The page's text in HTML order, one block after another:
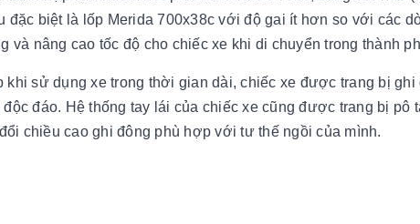
đặc biệt là lốp Merida 700x38c với độ gai ít hơn so với các
và nâng cao tốc độ cho chiếc xe khi di chuyển trong thành
sử dụng xe trong thời gian dài, chiếc xe được trang bị ghi
đáo. Hệ thống tay lái của chiếc xe cũng được trang bị pô
chiều cao ghi đông phù hợp với tư thế ngồi của mình.